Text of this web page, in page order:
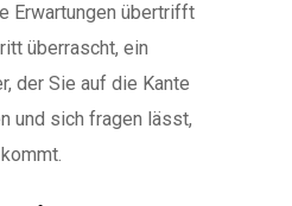
Erwartungen übertrifft
überrascht, ein
der Sie auf die Kante
und sich fragen lässt,